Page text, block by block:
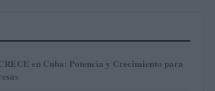
en Cuba: Potencia y Crecimiento para